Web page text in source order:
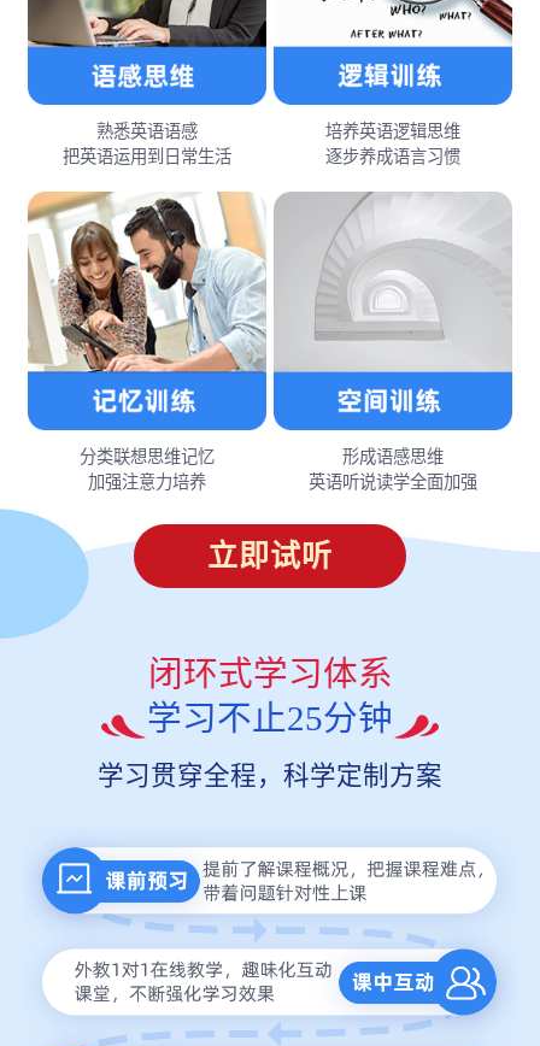
熟悉英语语感
把英语运用到日常生活
培养英语逻辑思维
逐步养成语言习惯
分类联想思维记忆
加强注意力培养
形成语感思维
英语听说读学全面加强
立即试听
闭环式学习体系
学习不止25分钟
学习贯穿全程，科学定制方案